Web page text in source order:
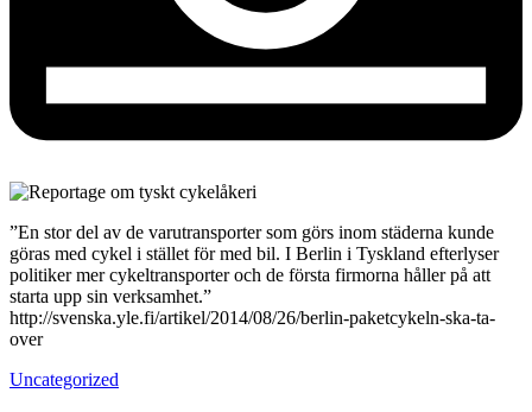
”En stor del av de varutransporter som görs inom städerna kunde
göras med cykel i stället för med bil. I Berlin i Tyskland efterlyser
politiker mer cykeltransporter och de första firmorna håller på att
starta upp sin verksamhet.”
http://svenska.yle.fi/artikel/2014/08/26/berlin-paketcykeln-ska-ta-
over
Uncategorized